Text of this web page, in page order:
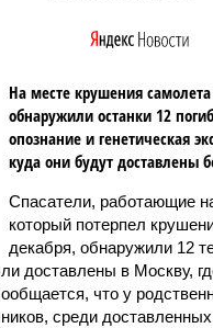
На месте крушения
обнаружили останки 12
опознание и генетическая
куда они будут доставлены
Спасатели, работающие
который потерпел
декабря, обнаружили 12
доставлены в Москву,
что у
среди